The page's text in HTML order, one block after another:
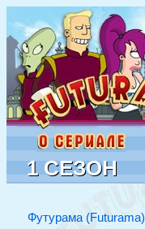
1 СЕЗОН
Футурама (Futurama)